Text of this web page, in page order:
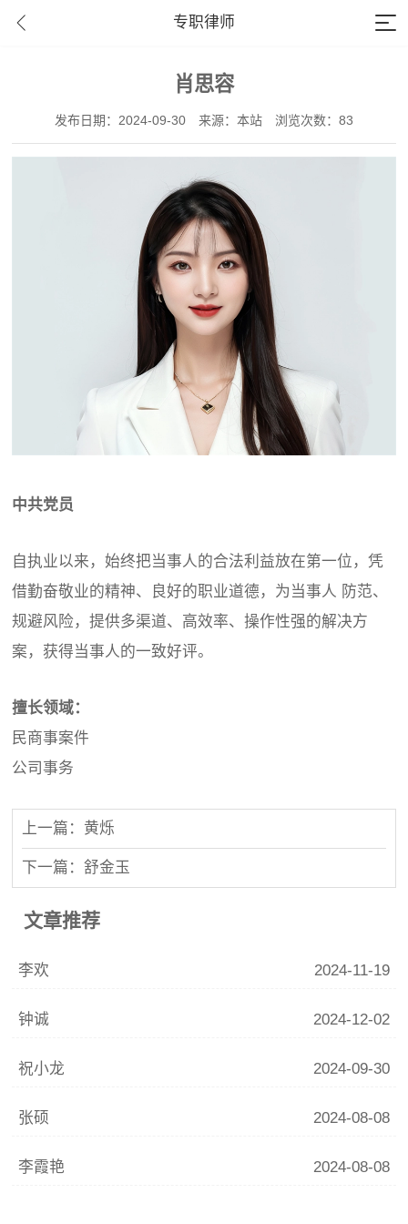
专职律师
肖思容
发布日期：2024-09-30 来源：本站 浏览次数：83
中共党员
自执业以来，始终把当事人的合法利益放在第一位，凭
借勤奋敬业的精神、良好的职业道德，为当事人 防范、
规避风险，提供多渠道、高效率、操作性强的解决方
案，获得当事人的一致好评。
擅长领域：
民商事案件
公司事务
上一篇：黄烁
下一篇：舒金玉
文章推荐
李欢 2024-11-19
钟诚 2024-12-02
祝小龙 2024-09-30
张硕 2024-08-08
李霞艳 2024-08-08